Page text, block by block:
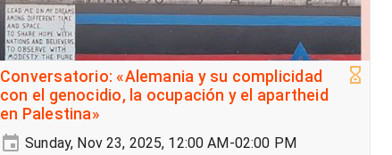
Conversatorio: «Alemania y su complicidad
con el genocidio, la ocupación y el apartheid
en Palestina»
Sunday, Nov 23, 2025, 12:00 AM-02:00 PM